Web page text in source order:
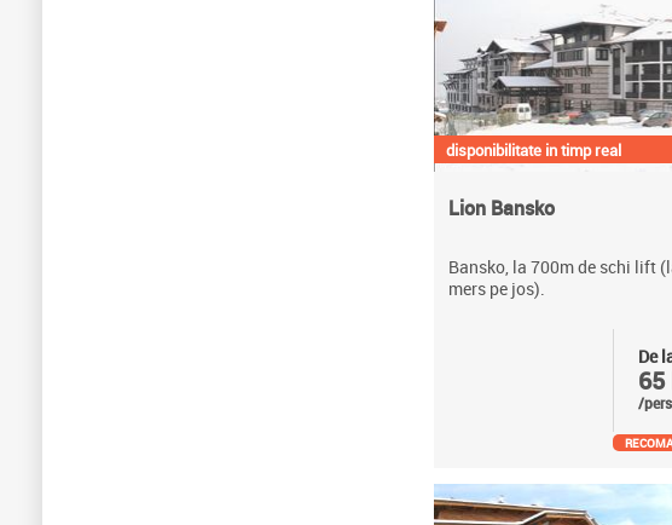
disponibilitate in timp real
Lion Bansko
Bansko, la 700m de schi lift
mers pe jos).
De
65
/